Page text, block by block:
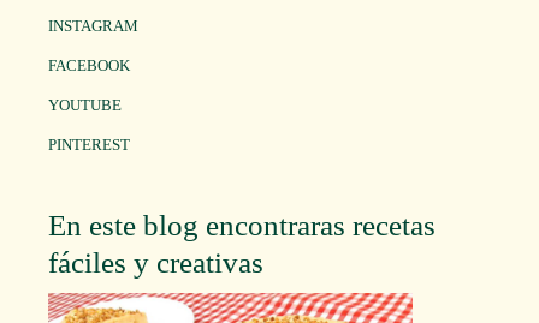
INSTAGRAM
FACEBOOK
YOUTUBE
PINTEREST
En este blog encontraras recetas
fáciles y creativas